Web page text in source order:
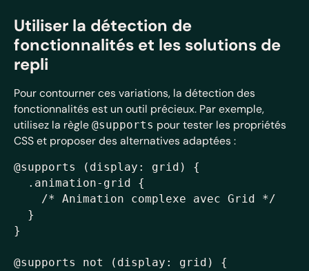
Utiliser la détection de
fonctionnalités et les solutions de
repli
Pour contourner ces variations, la détection des
fonctionnalités est un outil précieux. Par exemple,
utilisez la règle @supports pour tester les propriétés
CSS et proposer des alternatives adaptées :
@supports (display: grid) {
  .animation-grid {
    /* Animation complexe avec Grid */
  }
}
@supports not (display: grid) {